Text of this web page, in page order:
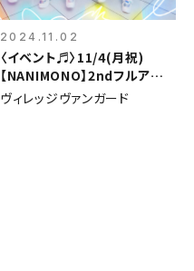
2024.11.02
〈イベント♬〉11/4(月祝)
【NANIMONO】2ndフルアル
バム「INTERNET MAGICAL
ヴィレッジヴァンガード